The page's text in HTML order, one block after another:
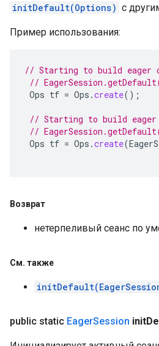
initDefault(Options) с
Пример использования:
// Starting to build eager
//
Ops tf = Ops .create();
// Starting to build eager
//
Ops tf = Ops .create(
Возврат
нетерпеливый сеанс по
См. также
public static EagerSession init